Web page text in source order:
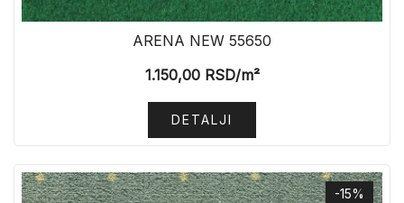
ARENA NEW 55650
1.150,00RSD/m²
DETALJI
-15%